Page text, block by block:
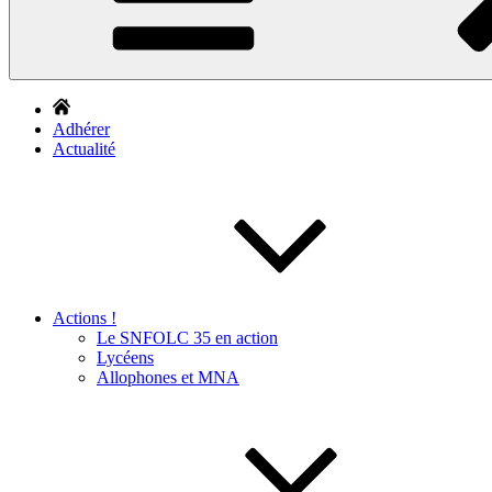
Adhérer
Actualité
Actions !
Le SNFOLC 35 en action
Lycéens
Allophones et MNA